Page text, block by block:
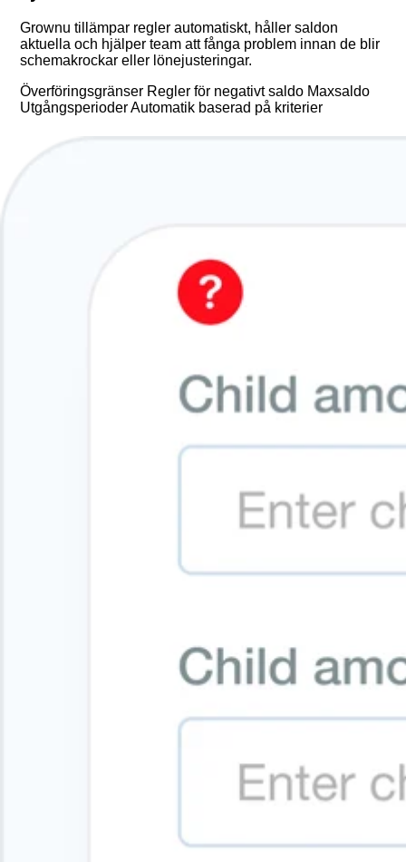
Grownu tillämpar regler automatiskt, håller saldon
aktuella och hjälper team att fånga problem innan de blir
schemakrockar eller lönejusteringar.
Överföringsgränser Regler för negativt saldo Maxsaldo
UtgångsperioderAutomatik baserad på kriterier